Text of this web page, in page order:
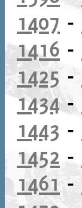
1407 -
1416 -
1425-
1434-
1443 -
1452 -
1461 -